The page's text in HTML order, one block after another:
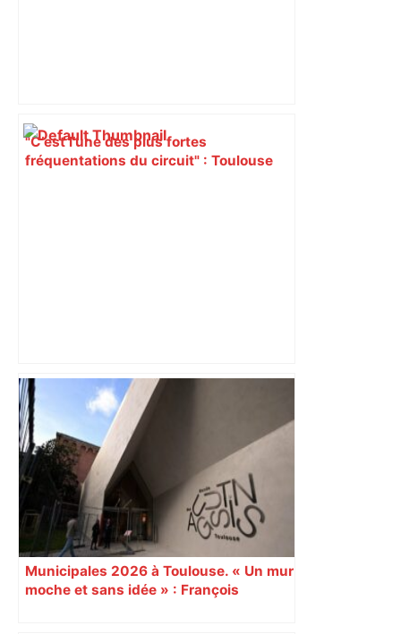
"C’est l’une des plus fortes
fréquentations du circuit" : Toulouse
ENTRETIEN. Municipales 2026 à
Toulouse : sous le feu des critiques,
Briançon assume son alliance avec
Piquemal, "ce n’est pas un accord de
postes" – ladepeche.fr
Municipales 2026 à Toulouse. « Un mur
moche et sans idée » : François